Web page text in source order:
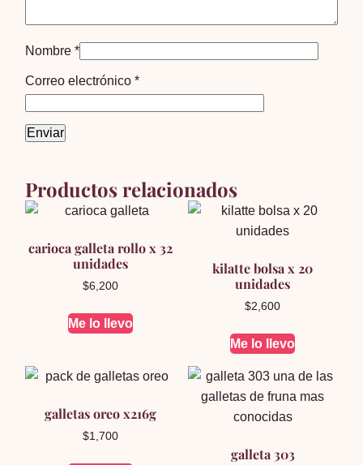
Nombre*
Correo electrónico*
Productos relacionados
carioca galleta rollo x 32
unidades
$6,200
Me lo llevo
kilatte bolsa x 20
unidades
$2,600
Me lo llevo
galletas oreo x216g
$1,700
galleta 303